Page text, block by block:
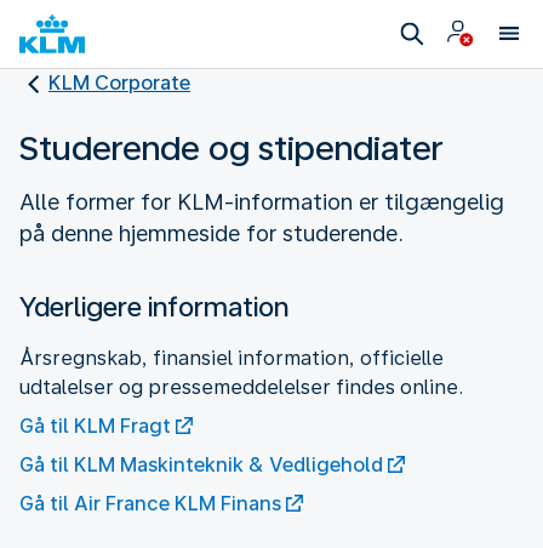
KLM Corporate
Studerende og stipendiater
Alle former for KLM-information er tilgængelig
på denne hjemmeside for studerende.
Yderligere information
Årsregnskab, finansiel information, officielle
udtalelser og pressemeddelelser findes online.
Gå til KLM Fragt
Gå til KLM Maskinteknik & Vedligehold
Gå til Air France KLM Finans